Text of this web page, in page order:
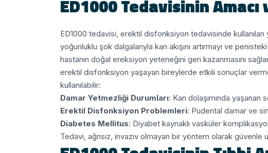
ED1000 Tedavisinin Amacı
ED1000 tedavisi, erektil disfonksiyon tedavisinde
yoğunluklu şok dalgalarıyla kan akışını artırmayı ve
hastanın doğal ereksiyon yeteneğini geri kazanmasını
erektil disfonksiyon yaşayan bireylerde etkili sonuçlar
kullanılabilir:
Damar Yetmezliği Durumları: Kan dolaşımında yaşanan
Erektil Disfonksiyon Problemleri: Pudental damar ve
Diabetes Mellitus: Diyabet kaynaklı vasküler
Tedavi, ağrısız, invaziv olmayan bir yöntem olarak güvenle